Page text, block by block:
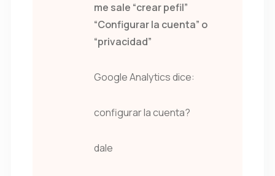
me sale “crear pefil”
“Configurar la cuenta” o
“privacidad”
Google Analytics dice:
configurar la cuenta?
dale